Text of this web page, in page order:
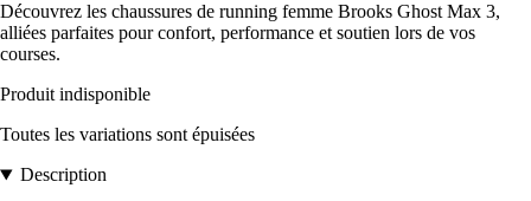
Découvrez les chaussures de running femme Brooks Ghost Max 3,
alliées parfaites pour confort, performance et soutien lors de vos
courses.
Produit indisponible
Toutes les variations sont épuisées
Description